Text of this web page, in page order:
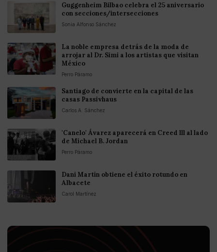
Guggenheim Bilbao celebra el 25 aniversario
con secciones/intersecciones
Sonia Alfonso Sánchez
La noble empresa detrás de la moda de
arrojar al Dr. Simi a los artistas que visitan
México
Perro Páramo
Santiago de convierte en la capital de las
casas Passivhaus
Carlos A. Sánchez
'Canelo' Ávarez aparecerá en Creed lll al lado
de Michael B. Jordan
Perro Páramo
Dani Martín obtiene el éxito rotundo en
Albacete
Carol Martínez